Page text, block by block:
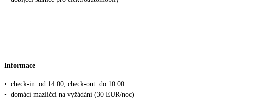
Informace
• check-in: od 14:00, check-out: do 10:00
• domácí mazlíčci na vyžádání (30 EUR/noc)